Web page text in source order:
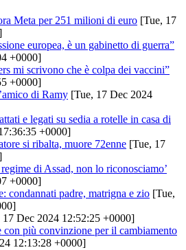
Meta per 251 milioni di euro [Tue, 17
europea, è un gabinetto di guerra”
+0000]
mi scrivono che è colpa dei vaccini”
+0000]
di Ramy [Tue, 17 Dec 2024
e legati su sedia a rotelle in casa di
+0000]
si ribalta, muore 72enne [Tue, 17
di Assad, non lo riconosciamo’
+0000]
condannati padre, matrigna e zio [Tue,
17 Dec 2024 12:52:25 +0000]
con più convinzione per il cambiamento
12:13:28 +0000]